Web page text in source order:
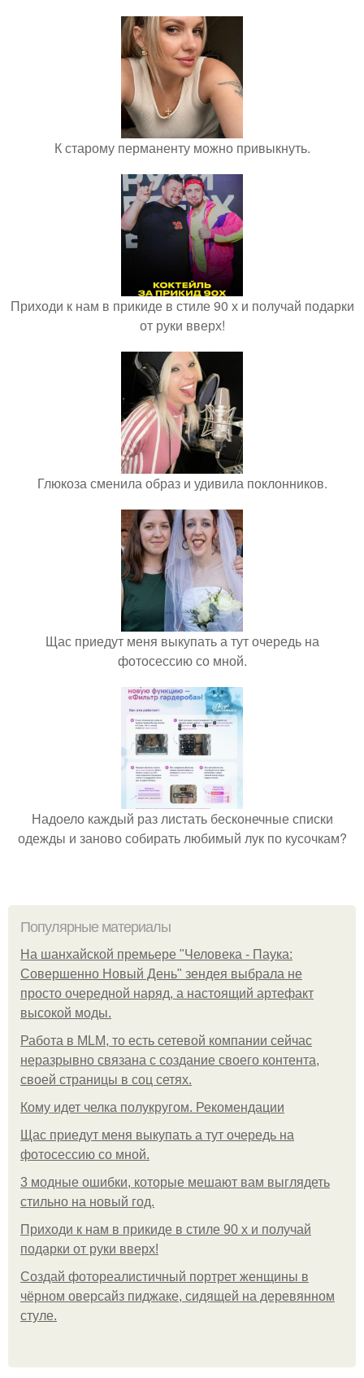
К старому перманенту можно привыкнуть.
Приходи к нам в прикиде в стиле 90 х и получай подарки
от руки вверх!
Глюкоза сменила образ и удивила поклонников.
Щас приедут меня выкупать а тут очередь на
фотосессию со мной.
Надоело каждый раз листать бесконечные списки
одежды и заново собирать любимый лук по кусочкам?
Популярные материалы
На шанхайской премьере "Человека - Паука:
Совершенно Новый День" зендея выбрала не
просто очередной наряд, а настоящий артефакт
высокой моды.
Работа в MLM, то есть сетевой компании сейчас
неразрывно связана с создание своего контента,
своей страницы в соц сетях.
Кому идет челка полукругом. Рекомендации
Щас приедут меня выкупать а тут очередь на
фотосессию со мной.
3 модные ошибки, которые мешают вам выглядеть
стильно на новый год.
Приходи к нам в прикиде в стиле 90 х и получай
подарки от руки вверх!
Создай фотореалистичный портрет женщины в
чёрном оверсайз пиджаке, сидящей на деревянном
стуле.